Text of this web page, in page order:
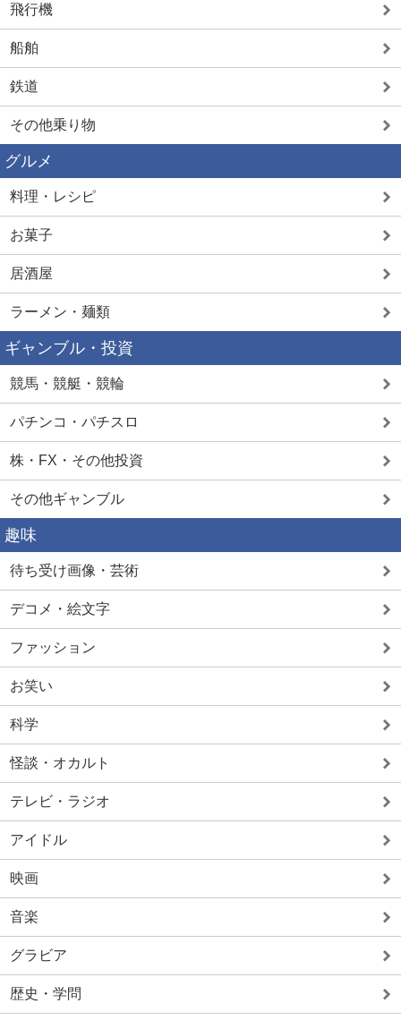
飛行機
船舶
鉄道
その他乗り物
グルメ
料理・レシピ
お菓子
居酒屋
ラーメン・麺類
ギャンブル・投資
競馬・競艇・競輪
パチンコ・パチスロ
株・FX・その他投資
その他ギャンブル
趣味
待ち受け画像・芸術
デコメ・絵文字
ファッション
お笑い
科学
怪談・オカルト
テレビ・ラジオ
アイドル
映画
音楽
グラビア
歴史・学問